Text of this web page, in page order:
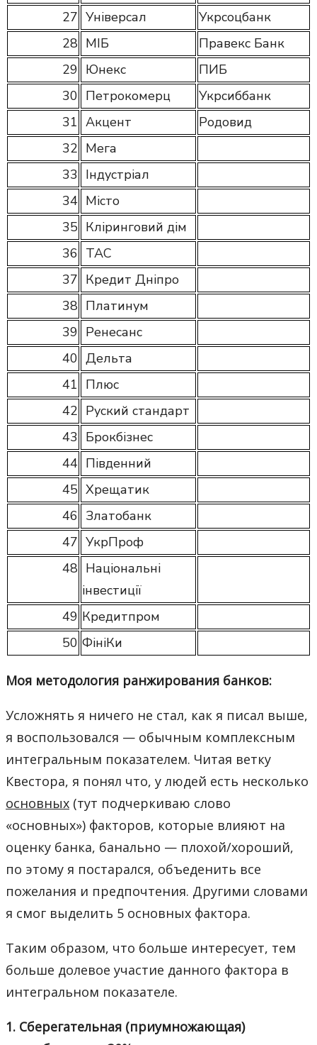
27 Універсал
Укрсоцбанк
28 МІБ
Правекс Банк
29 Юнекс
ПИБ
30 Петрокомерц
Укрсиббанк
31 Акцент
Родовид
32 Мега
33 Індустріал
34 Місто
35 Кліринговий дім
36 ТАС
37 Кредит Дніпро
38 Платинум
39 Ренесанс
40 Дельта
41 Плюс
42 Руский стандарт
43 Брокбізнес
44 Південний
45 Хрещатик
46 Златобанк
47 УкрПроф
48 Національні
інвестиції
49 Кредитпром
50 ФініКи
Моя методология ранжирования банков:
Усложнять я ничего не стал, как я писал выше,
я воспользовался — обычным комплексным
интегральным показателем. Читая ветку
Квестора, я понял что, у людей есть несколько
основных (тут подчеркиваю слово
«основных») факторов, которые влияют на
оценку банка, банально — плохой/хороший,
по этому я постарался, объеденить все
пожелания и предпочтения. Другими словами
я смог выделить 5 основных фактора.
Таким образом, что больше интересует, тем
больше долевое участие данного фактора в
интегральном показателе.
1. Сберегательная (приумножающая)